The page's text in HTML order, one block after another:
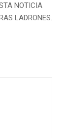
NOTICIA
LADRONES.